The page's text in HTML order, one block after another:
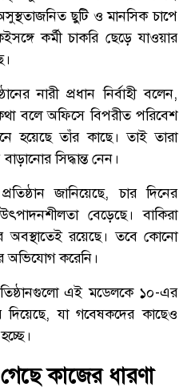
ছুটি ও মানসিক চাপে
কর্মী চাকরি ছেড়ে যাওয়ার
নারী প্রধান নির্বাহী বলেন,
বলে অফিসে বিপরীত পরিবেশ
হয়েছে তাঁর কাছে। তাই তারা
সিদ্ধান্ত নেন।
জানিয়েছে, চার দিনের
বেড়েছে। বাকিরা
রয়েছে। তবে কোনো
অভিযোগ করেনি।
এই মডেলকে ১০-এর
যা গবেষকদের কাছেও
কাজের ধারণা